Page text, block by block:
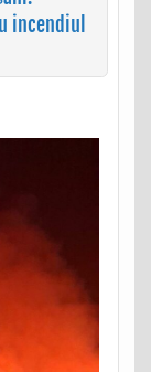
incendiul